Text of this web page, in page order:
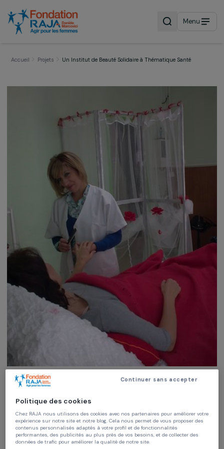
Menu
Éducation & action sociale
Politique des cookies
Continuer sans accepter